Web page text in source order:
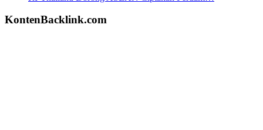
KontenBacklink.com